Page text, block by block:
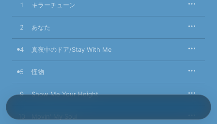
1 キラーチューン
2 あなた
4 真夜中のドア/Stay With Me
5 怪物
9 Show Me Your Height